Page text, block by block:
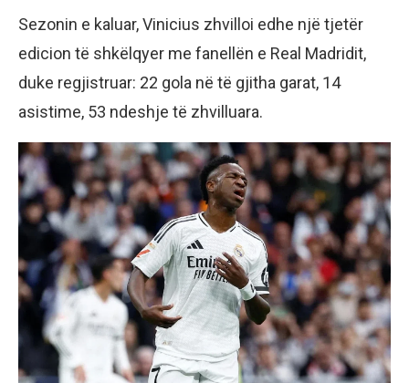
Sezonin e kaluar, Vinicius zhvilloi edhe një tjetër
edicion të shkëlqyer me fanellën e Real Madridit,
duke regjistruar: 22 gola në të gjitha garat, 14
asistime, 53 ndeshje të zhvilluara.